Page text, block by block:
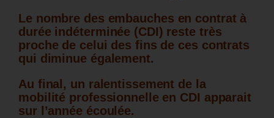
Le nombre des embauches en contrat à
durée indéterminée (CDI) reste très
proche de celui des fins de ces contrats
qui diminue également.
Au final, un ralentissement de la
mobilité professionnelle en CDI apparait
sur l’année écoulée.